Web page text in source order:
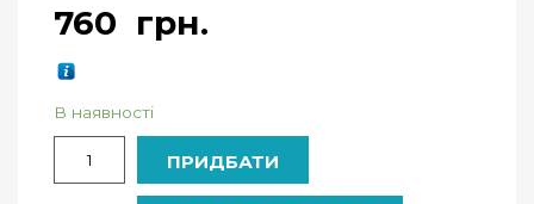
760 грн.
В наявності
ПРИДБАТИ